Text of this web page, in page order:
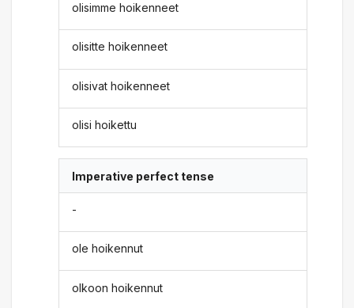
olisimme hoikenneet
olisitte hoikenneet
olisivat hoikenneet
olisi hoikettu
Imperative perfect tense
-
ole hoikennut
olkoon hoikennut